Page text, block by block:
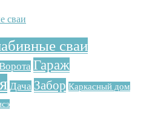
сваи
сваи
Гараж
Дача Забор Каркасный дом